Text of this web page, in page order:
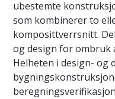
ubestemte
som kombinerer to
komposittverrsnitt.
og design for ombruk
Helheten i design- og